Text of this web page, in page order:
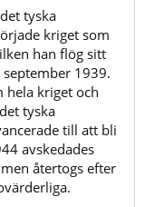
tyska
kriget som
han flög sitt
1939.
hela kriget och
tyska
till att bli
avskedades
återtogs efter